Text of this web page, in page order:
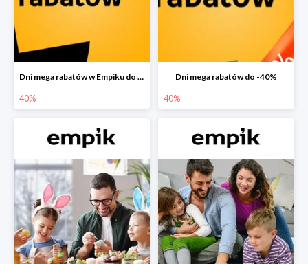
Dni mega rabatów w Empiku do -40%
40%
Dni mega rabatów do -40%
40%